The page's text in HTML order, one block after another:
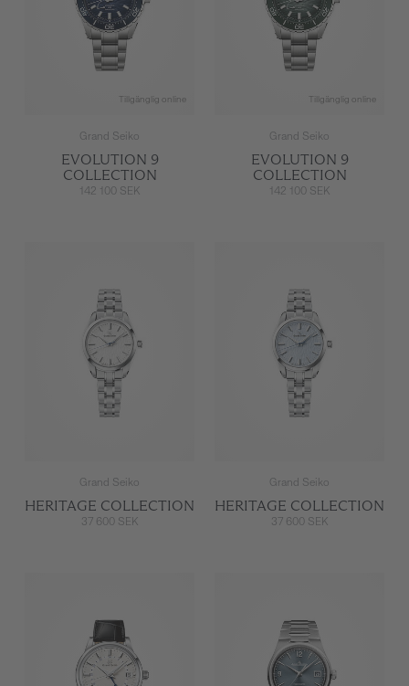
Tillgänglig online
Grand Seiko
EVOLUTION 9
COLLECTION
142 100 SEK
Tillgänglig online
Grand Seiko
EVOLUTION 9
COLLECTION
142 100 SEK
Grand Seiko
HERITAGE COLLECTION
37 600 SEK
Grand Seiko
HERITAGE COLLECTION
37 600 SEK